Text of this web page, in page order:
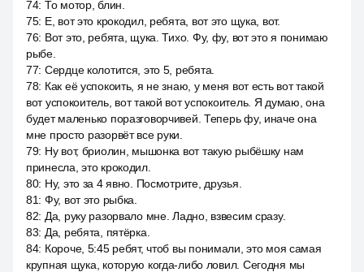
74: То мотор, блин.
75: Е, вот это крокодил, ребята, вот это щука, вот.
76: Вот это, ребята, щука. Тихо. Фу, фу, вот это я понимаю
рыбе.
77: Сердце колотится, это 5, ребята.
78: Как её успокоить, я не знаю, у меня вот есть вот такой
вот успокоитель, вот такой вот успокоитель. Я думаю, она
будет маленько поразговорчивей. Теперь фу, иначе она
мне просто разорвёт все руки.
79: Ну вот, бриолин, мышонка вот такую рыбёшку нам
принесла, это крокодил.
80: Ну, это за 4 явно. Посмотрите, друзья.
81: Фу, вот это рыбка.
82: Да, руку разорвало мне. Ладно, взвесим сразу.
83: Да, ребята, пятёрка.
84: Короче, 5:45 ребят, чтоб вы понимали, это моя самая
крупная щука, которую когда-либо ловил. Сегодня мы